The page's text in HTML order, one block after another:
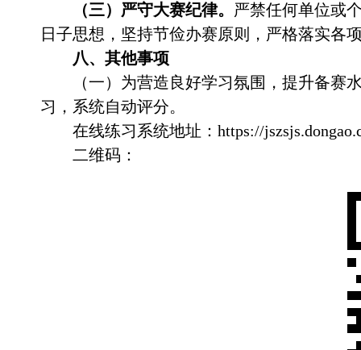
（三）严守大赛纪律。 严禁任何单位或
日子思想，坚持节俭办赛原则，严格落实各
八、其他事项
（一） 为营造良好学习氛围，提升备赛
习 ，系统自动评分。
在线练习系统地址： https://
二维码：